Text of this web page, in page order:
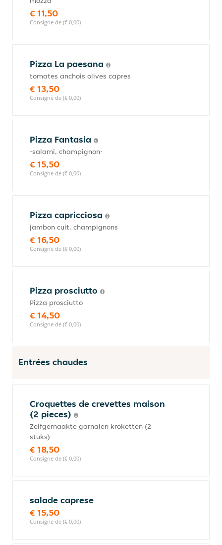
€ 11,50
Consigne de (€ 0,00)
Pizza La paesana
tomates anchois olives capres
€ 13,50
Consigne de (€ 0,00)
Pizza Fantasia
-salami, champignon-
€ 15,50
Consigne de (€ 0,00)
Pizza capricciosa
jambon cuit, champignons
€ 16,50
Consigne de (€ 0,00)
Pizza prosciutto
Pizza prosciutto
€ 14,50
Consigne de (€ 0,00)
Entrées chaudes
Croquettes de crevettes maison
(2 pieces)
Zelfgemaakte garnalen kroketten (2
stuks)
€ 18,50
Consigne de (€ 0,00)
salade caprese
€ 15,50
Consigne de (€ 0,00)